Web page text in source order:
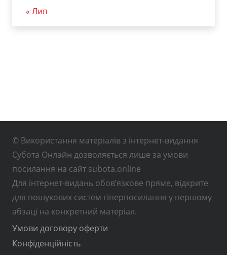
« Лип
© Використання матеріалів з інтернет-видання
Субота Онлайн дозволяється лише за умови
посилання на сайт subota.online
Для інтернет-видань обов’язкове пряме, відкрите
для пошукових систем гіперпосилання у першому
абзаці на конкретний матеріал.
Умови договору оферти
Конфіденційність